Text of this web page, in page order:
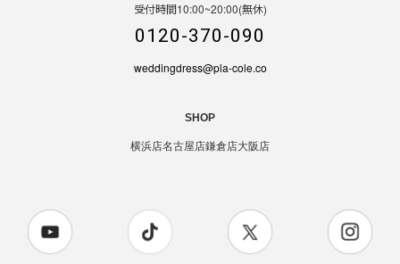
受付時間10:00~20:00(無休)
0120-370-090
weddingdress@pla-cole.co
SHOP
横浜店名古屋店鎌倉店大阪店